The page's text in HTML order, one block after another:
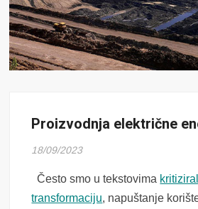
Proizvodnja električne
18/09/2023
Često smo u tekstovima
transformaciju, napuštanje